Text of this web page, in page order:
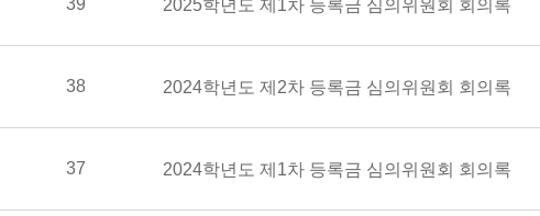
2025학년도 제1차 등록금 심의위원회 회의록
38 2024학년도 제2차 등록금 심의위원회 회의록
37 2024학년도 제1차 등록금 심의위원회 회의록